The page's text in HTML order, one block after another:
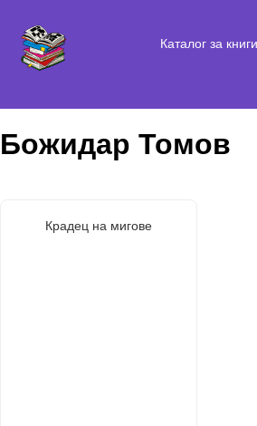
Каталог за
Божидар Томов
Крадец на мигове